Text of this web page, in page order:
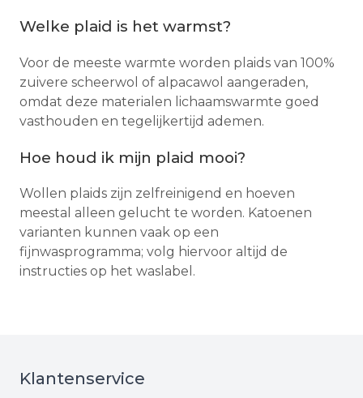
Welke plaid is het warmst?
Voor de meeste warmte worden plaids van 100%
zuivere scheerwol of alpacawol aangeraden,
omdat deze materialen lichaamswarmte goed
vasthouden en tegelijkertijd ademen.
Hoe houd ik mijn plaid mooi?
Wollen plaids zijn zelfreinigend en hoeven
meestal alleen gelucht te worden. Katoenen
varianten kunnen vaak op een
fijnwasprogramma; volg hiervoor altijd de
instructies op het waslabel.
Klantenservice